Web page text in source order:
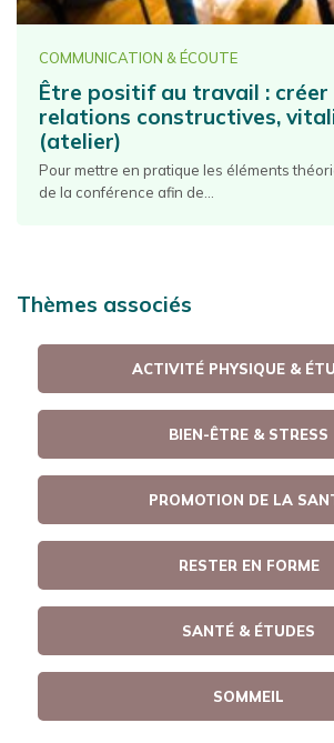
COMMUNICATION & ÉCOUTE
Être positif au travail : créer
relations constructives,
(atelier)
Pour mettre en pratique les éléments
de la conférence afin de...
Thèmes associés
ACTIVITÉ PHYSIQUE &
BIEN-ÊTRE & STRESS
PROMOTION DE LA
RESTER EN FORME
SANTÉ & ÉTUDES
SOMMEIL